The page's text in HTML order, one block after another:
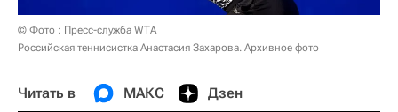
© Фото : Пресс-служба WTA
Российская теннисистка Анастасия Захарова. Архивное фото
Читать в МАКС Дзен